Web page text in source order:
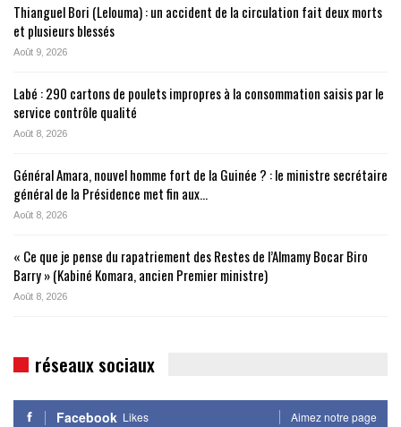
Thianguel Bori (Lelouma) : un accident de la circulation fait deux morts
et plusieurs blessés
Août 9, 2026
Labé : 290 cartons de poulets impropres à la consommation saisis par le
service contrôle qualité
Août 8, 2026
Général Amara, nouvel homme fort de la Guinée ? : le ministre secrétaire
général de la Présidence met fin aux…
Août 8, 2026
« Ce que je pense du rapatriement des Restes de l’Almamy Bocar Biro
Barry » (Kabiné Komara, ancien Premier ministre)
Août 8, 2026
réseaux sociaux
Facebook Likes Aimez notre page